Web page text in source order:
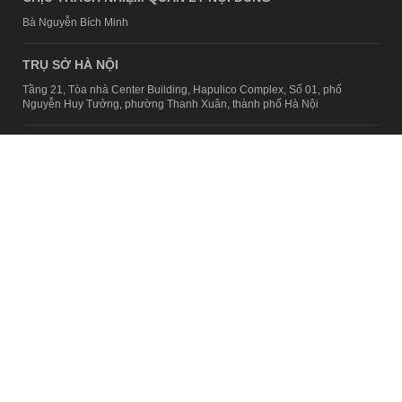
Bà Nguyễn Bích Minh
TRỤ SỞ HÀ NỘI
Tầng 21, Tòa nhà Center Building, Hapulico Complex, Số 01, phố
Nguyễn Huy Tưởng, phường Thanh Xuân, thành phố Hà Nội